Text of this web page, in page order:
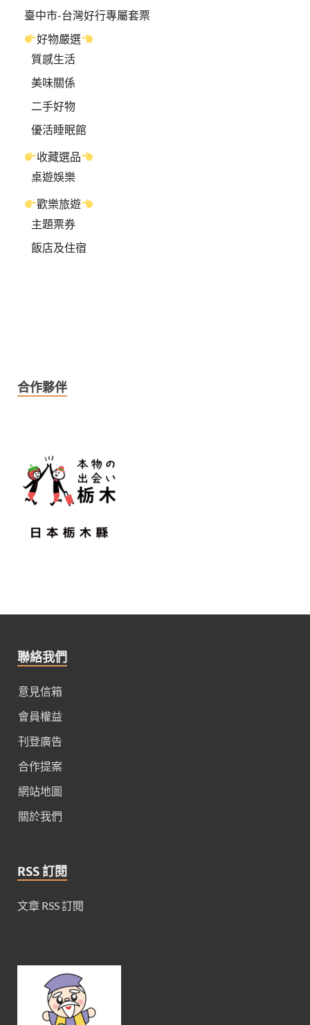
臺中市-台灣好行專屬套票
好物嚴選
質感生活
美味關係
二手好物
優活睡眠館
收藏選品
桌遊娛樂
歡樂旅遊
主題票券
飯店及住宿
合作夥伴
聯絡我們
意見信箱
會員權益
刊登廣告
合作提案
網站地圖
關於我們
RSS 訂閱
文章 RSS 訂閱